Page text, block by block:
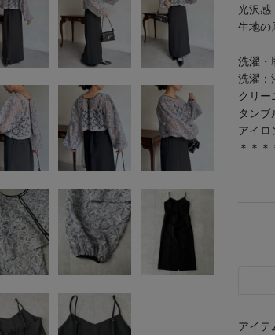
光沢感
生地の
洗濯・
洗濯：
クリー
タンブ
アイロ
＊＊
アイテ